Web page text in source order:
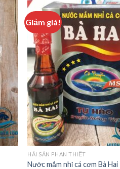
Giảm giá!
HẢI SẢN PHAN THIẾT
Nước mắm nhỉ cá cơm Bà Hai